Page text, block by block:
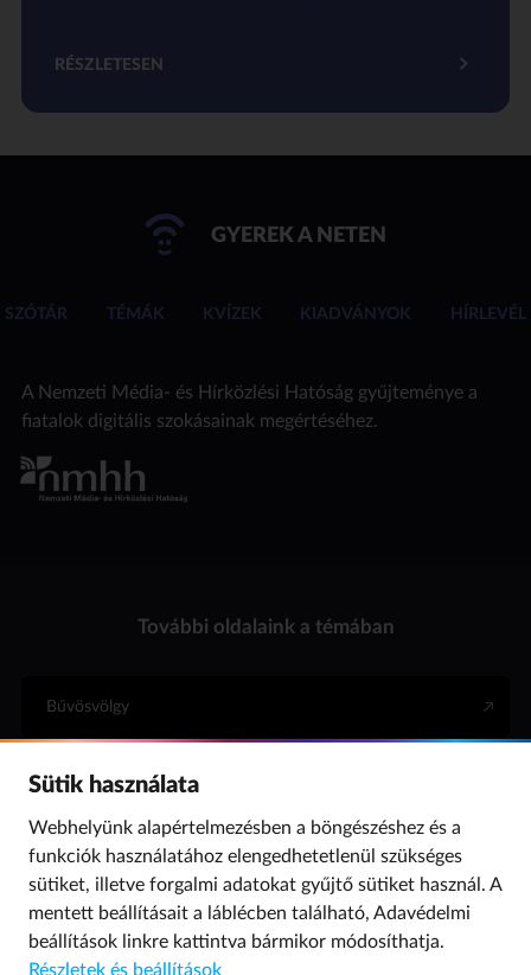
RÉSZLETESEN
GYEREK A NETEN
SZÓTÁR TÉMÁK KVÍZEK KIADVÁNYOK HÍRLEVÉL
A Nemzeti Média- és Hírközlési Hatóság gyűjteménye a
fiatalok digitális szokásainak megértéséhez.
További oldalaink a témában
Bűvösvölgy
Internet Hotline
Para (gyermekvédelem)
© 2019 NMHH Minden jog fenntartva. | Tárhelyszolgáltató: Nemzeti Média- és
Sütik használata
Webhelyünk alapértelmezésben a böngészéshez és a
funkciók használatához elengedhetetlenül szükséges
sütiket, illetve forgalmi adatokat gyűjtő sütiket használ. A
mentett beállításait a láblécben található, Adavédelmi
beállítások linkre kattintva bármikor módosíthatja.
Részletek és beállítások